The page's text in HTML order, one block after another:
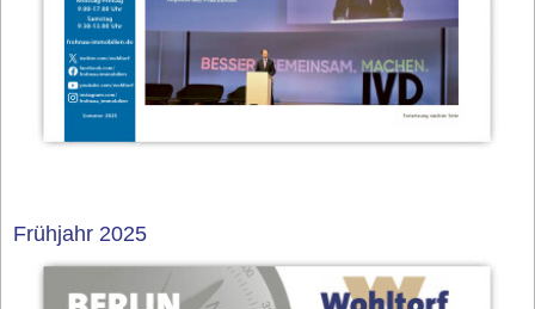
Frühjahr 2025